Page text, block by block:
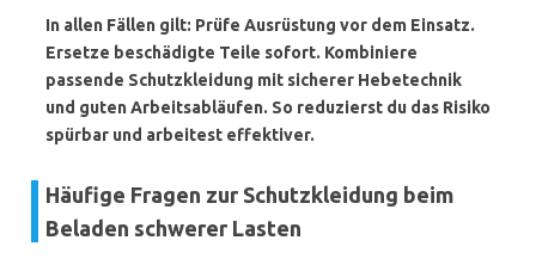
In allen Fällen gilt: Prüfe Ausrüstung vor dem Einsatz.
Ersetze beschädigte Teile sofort. Kombiniere
passende Schutzkleidung mit sicherer Hebetechnik
und guten Arbeitsabläufen. So reduzierst du das Risiko
spürbar und arbeitest effektiver.
Häufige Fragen zur Schutzkleidung beim
Beladen schwerer Lasten